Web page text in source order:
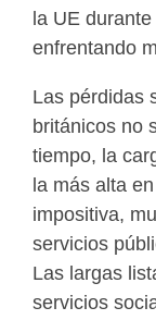
la UE
enfrentando
Las pérdidas
británicos no
tiempo, la
la más alta
impositiva,
servicios
Las largas
servicios